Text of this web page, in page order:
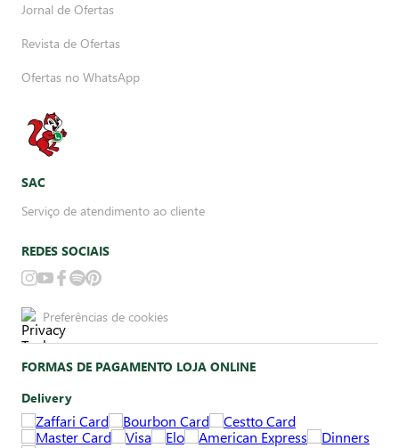
Jornal de Ofertas
Revista de Ofertas
Ofertas no WhatsApp
SAC
Serviço de atendimento ao cliente
REDES SOCIAIS
Preferências de cookies
FORMAS DE PAGAMENTO LOJA ONLINE
Delivery